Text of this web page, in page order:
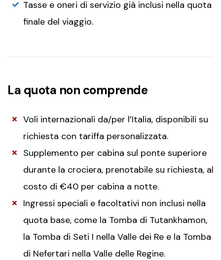
Tasse e oneri di servizio già inclusi nella quota
finale del viaggio.
La quota non comprende
Voli internazionali da/per l’Italia, disponibili su
richiesta con tariffa personalizzata.
Supplemento per cabina sul ponte superiore
durante la crociera, prenotabile su richiesta, al
costo di €40 per cabina a notte.
Ingressi speciali e facoltativi non inclusi nella
quota base, come la Tomba di Tutankhamon,
la Tomba di Seti I nella Valle dei Re e la Tomba
di Nefertari nella Valle delle Regine.